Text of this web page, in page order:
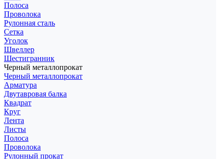
Полоса
Проволока
Рулонная сталь
Сетка
Уголок
Швеллер
Шестигранник
Черный металлопрокат
Черный металлопрокат
Арматура
Двутавровая балка
Квадрат
Круг
Лента
Листы
Полоса
Проволока
Рулонный прокат